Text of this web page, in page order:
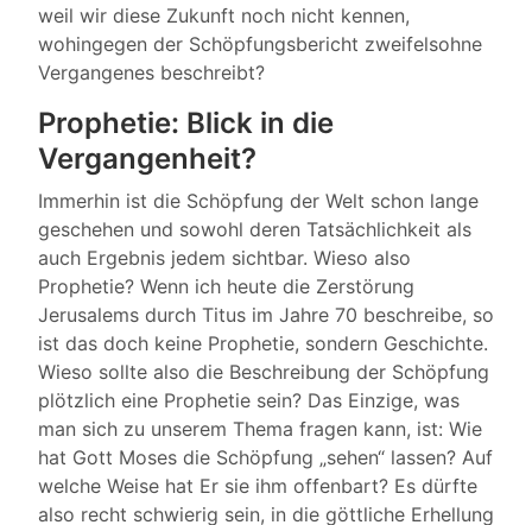
weil wir diese Zukunft noch nicht kennen,
wohingegen der Schöpfungsbericht zweifelsohne
Vergangenes beschreibt?
Prophetie: Blick in die
Vergangenheit?
Immerhin ist die Schöpfung der Welt schon lange
geschehen und sowohl deren Tatsächlichkeit als
auch Ergebnis jedem sichtbar. Wieso also
Prophetie? Wenn ich heute die Zerstörung
Jerusalems durch Titus im Jahre 70 beschreibe, so
ist das doch keine Prophetie, sondern Geschichte.
Wieso sollte also die Beschreibung der Schöpfung
plötzlich eine Prophetie sein? Das Einzige, was
man sich zu unserem Thema fragen kann, ist: Wie
hat Gott Moses die Schöpfung „sehen“ lassen? Auf
welche Weise hat Er sie ihm offenbart? Es dürfte
also recht schwierig sein, in die göttliche Erhellung